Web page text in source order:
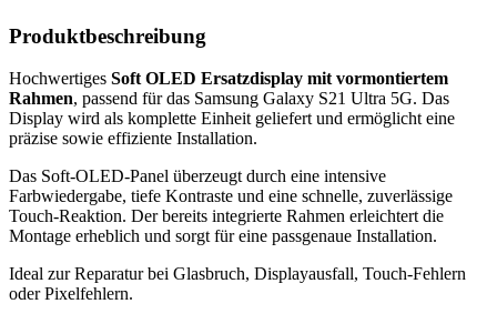
Produktbeschreibung
Hochwertiges Soft OLED Ersatzdisplay mit vormontiertem
Rahmen, passend für das Samsung Galaxy S21 Ultra 5G. Das
Display wird als komplette Einheit geliefert und ermöglicht eine
präzise sowie effiziente Installation.
Das Soft-OLED-Panel überzeugt durch eine intensive
Farbwiedergabe, tiefe Kontraste und eine schnelle, zuverlässige
Touch-Reaktion. Der bereits integrierte Rahmen erleichtert die
Montage erheblich und sorgt für eine passgenaue Installation.
Ideal zur Reparatur bei Glasbruch, Displayausfall, Touch-Fehlern
oder Pixelfehlern.